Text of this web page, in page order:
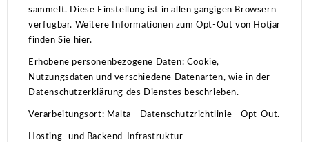
sammelt. Diese Einstellung ist in allen gängigen Browsern
verfügbar. Weitere Informationen zum Opt-Out von Hotjar
finden Sie hier.
Erhobene personenbezogene Daten: Cookie,
Nutzungsdaten und verschiedene Datenarten, wie in der
Datenschutzerklärung des Dienstes beschrieben.
Verarbeitungsort: Malta - Datenschutzrichtlinie - Opt-Out.
Hosting- und Backend-Infrastruktur